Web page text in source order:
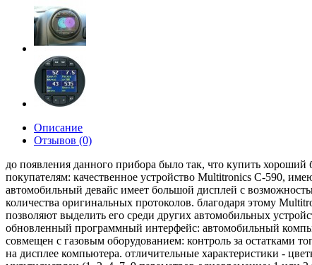
Описание
Отзывов (0)
до появления данного прибора было так, что купить
покупателям: качественное устройство Multitronics C-590,
автомобильный девайс имеет большой дисплей с
количества оригинальных протоколов. благодаря этому
позволяют выделить его среди других автомобильных
обновленный программный интерфейс: автомобильный
совмещен с газовым оборудованием: контроль за остатками
на дисплее компьютера. отличительные характеристики -